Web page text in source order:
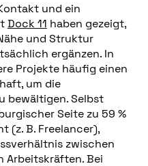
und ein
Dock 11 haben gezeigt,
und Struktur
ergänzen. In
Projekte häufig einen
um die
bewältigen. Selbst
Seite zu 59 %
(z. B. Freelancer),
zwischen
Arbeitskräften. Bei